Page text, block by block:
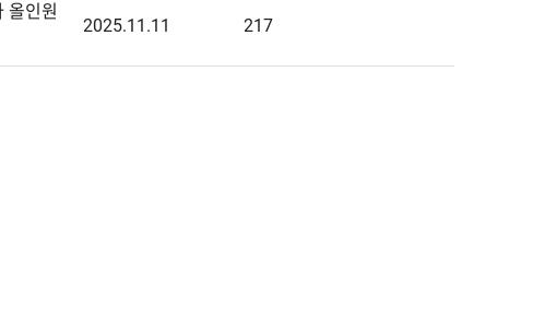
올인원
2025.11.11 217